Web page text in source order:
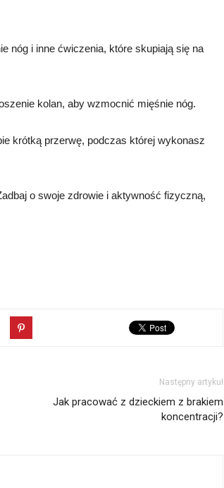
nóg i inne ćwiczenia, które skupiają się na
kolan, aby wzmocnić mięśnie nóg.
krótką przerwę, podczas której wykonasz
o swoje zdrowie i aktywność fizyczną,
Następny artykuł
Jak pracować z dzieckiem z brakiem
koncentracji?